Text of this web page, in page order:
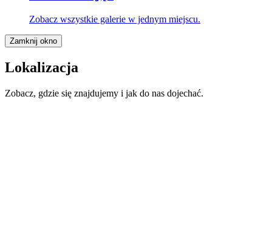
Zobacz wszystkie galerie w jednym miejscu.
Zamknij okno
Lokalizacja
Zobacz, gdzie się znajdujemy i jak do nas dojechać.